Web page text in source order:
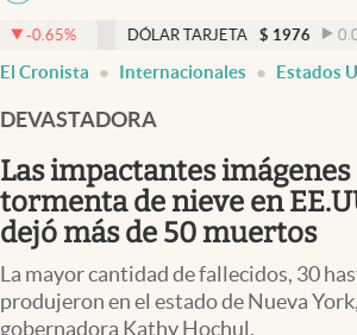
Economía y Política
Finanzas y Mercados
Mercados Online
Negocios
Columnistas
Apertura
DÓLAR TARJETA $ 1976 0.00%
El Cronista Internacionales Estados
DEVASTADORA
Las impactantes imágenes
tormenta de nieve en
dejó más de 50 muertos
La mayor cantidad de fallecidos, 30
produjeron en el estado de Nueva
gobernadora Kathy Hochul.